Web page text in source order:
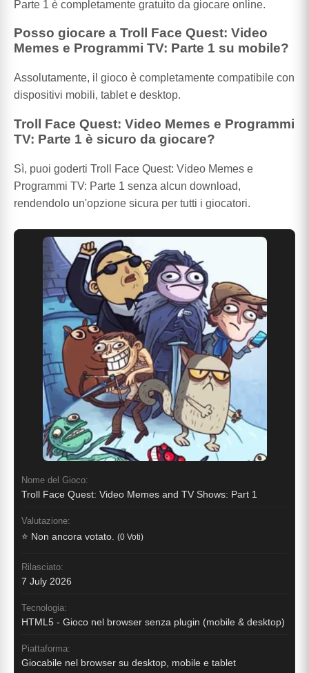
Parte 1 è completamente gratuito da giocare online.
Posso giocare a Troll Face Quest: Video
Memes e Programmi TV: Parte 1 su mobile?
Assolutamente, il gioco è completamente compatibile con
dispositivi mobili, tablet e desktop.
Troll Face Quest: Video Memes e Programmi
TV: Parte 1 è sicuro da giocare?
Sì, puoi goderti Troll Face Quest: Video Memes e
Programmi TV: Parte 1 senza alcun download,
rendendolo un'opzione sicura per tutti i giocatori.
Nome del Gioco:
Troll Face Quest: Video Memes and TV Shows: Part 1
Valutazione:
⭐ Non ancora votato. (0 Voti)
Rilasciato:
7 July 2026
Tecnologia:
HTML5 - Gioco nel browser senza plugin (mobile & desktop)
Piattaforma:
Giocabile nel browser su desktop, mobile e tablet